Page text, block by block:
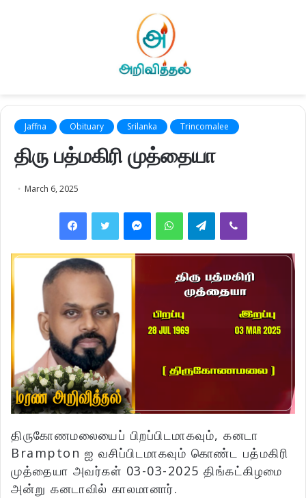
Jaffna Obituary Srilanka Trincomalee
திரு பத்மகிரி முத்தையா
March 6, 2025
FacebookTwitter MessengerWhatsAppTelegramViber
திருகோணமலையைப் பிறப்பிடமாகவும், கனடா
Brampton ஐ வசிப்பிடமாகவும் கொண்ட பத்மகிரி
முத்தையா அவர்கள் 03-03-2025 திங்கட்கிழமை
அன்று கனடாவில் காலமானார்.